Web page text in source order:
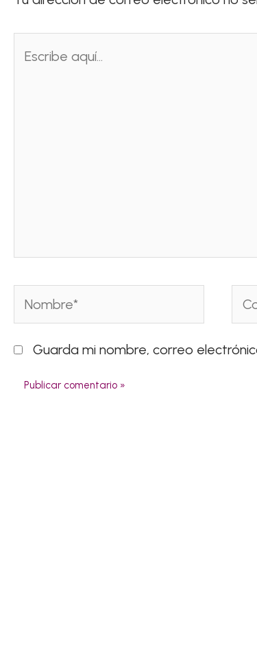
Nombre*
Guarda mi nombre, correo